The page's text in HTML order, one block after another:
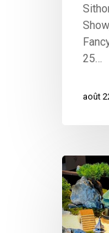
25…
août